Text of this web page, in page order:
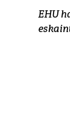
EHU